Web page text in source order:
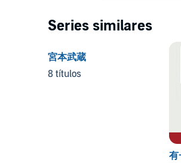
Series similares
宮本武蔵
8 títulos
有